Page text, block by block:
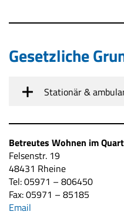
Gesetzliche
Stationär &
Betreutes Wohnen im
Felsenstr. 19
48431 Rheine
Tel: 05971 – 806450
Fax: 05971 – 85185
Email